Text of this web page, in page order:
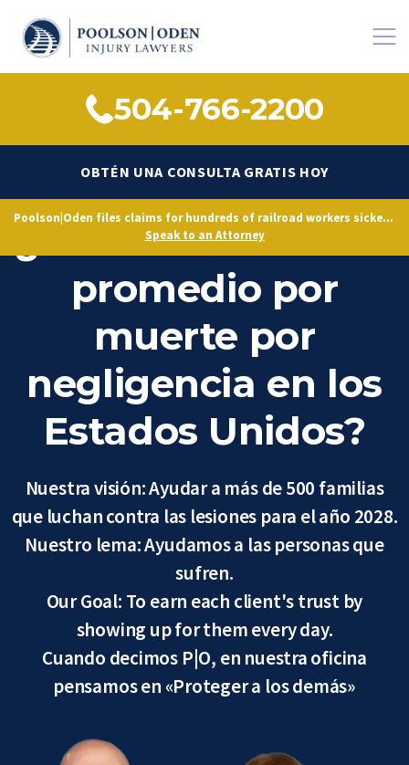
504-766-2200
OBTÉN UNA CONSULTA GRATIS HOY
Poolson|Oden files claims for hundreds of railroad workers sickened by decades of toxic exposure, citing Norfolk Southern’s longstanding knowledge of hazardous conditions.
Speak to an Attorney
¿Cuál es el acuerdo
promedio por
muerte por
negligencia en los
Estados Unidos?
Nuestra visión: Ayudar a más de 500 familias
que luchan contra las lesiones para el año 2028.
Nuestro lema: Ayudamos a las personas que
sufren.
Our Goal: To earn each client's trust by
showing up for them every day.
Cuando decimos P|O, en nuestra oficina
pensamos en «Proteger a los demás»